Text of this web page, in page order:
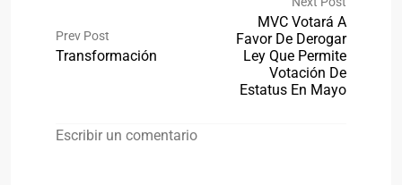
Prev Post
Transformación
MVC Votará A
Favor De Derogar
Ley Que Permite
Votación De
Estatus En Mayo
Escribir un comentario